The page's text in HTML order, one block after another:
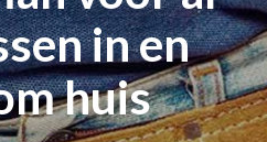
in en
huis